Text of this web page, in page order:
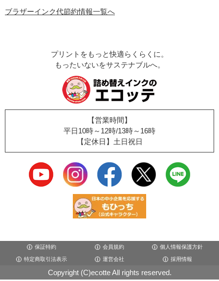
ブラザーインク代節約情報一覧へ
プリントをもっと快適らくらくに。
もったいないをサステナブルへ。
【営業時間】
平日10時～12時/13時～16時
【定休日】土日祝日
保証特約 会員規約 個人情報保護方針
特定商取引法表示 運営会社 採用情報
Copyright (C)ecotte All rights reserved.